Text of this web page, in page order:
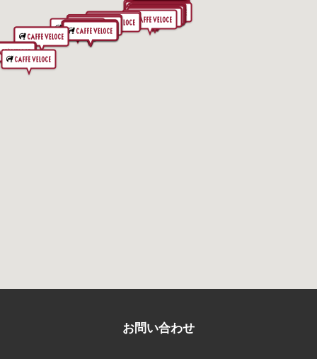
お問い合わせ